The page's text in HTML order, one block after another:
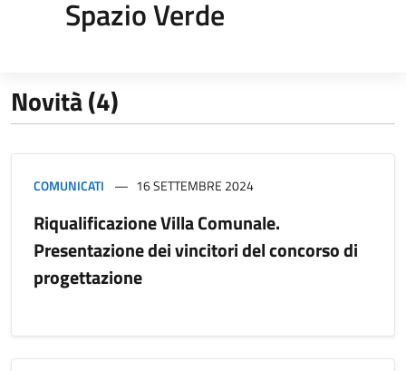
Spazio Verde
Novità (4)
COMUNICATI 16 SETTEMBRE 2024
Riqualificazione Villa Comunale.
Presentazione dei vincitori del concorso di
progettazione